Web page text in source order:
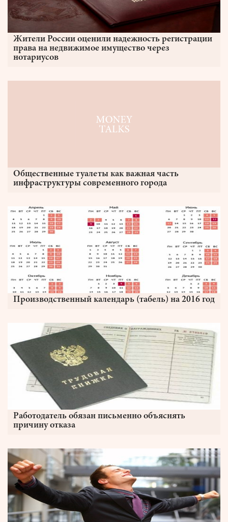
Жители России оценили надежность регистрации
права на недвижимое имущество через
нотариусов
Общественные туалеты как важная часть
инфраструктуры современного города
Производственный календарь (табель) на 2016 год
Работодатель обязан письменно объяснять
причину отказа